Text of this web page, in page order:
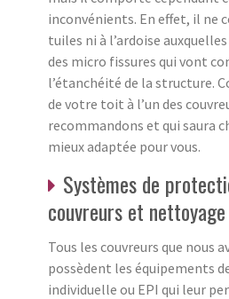
inconvénients. En effet, il ne
tuiles ni à l’ardoise
des micro fissures qui vont
l’étanchéité de la structure.
de votre toit à l’un des
recommandons et qui saura
mieux adaptée pour vous.
Systèmes de
couvreurs et
Tous les couvreurs que nous
possèdent les équipements
individuelle ou EPI qui leur